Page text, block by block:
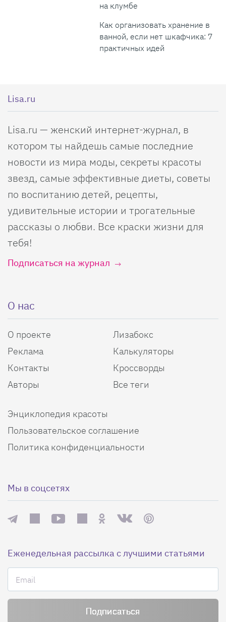
на клумбе
Как организовать хранение в
ванной, если нет шкафчика: 7
практичных идей
Lisa.ru
Lisa.ru — женский интернет-журнал, в
котором ты найдешь самые последние
новости из мира моды, секреты красоты
звезд, самые эффективные диеты, советы
по воспитанию детей, рецепты,
удивительные истории и трогательные
рассказы о любви. Все краски жизни для
тебя!
Подписаться на журнал
О нас
О проекте
Реклама
Контакты
Авторы
Лизабокс
Калькуляторы
Кроссворды
Все теги
Энциклопедия красоты
Пользовательское соглашение
Политика конфиденциальности
Мы в соцсетях
Еженедельная рассылка с лучшими статьями